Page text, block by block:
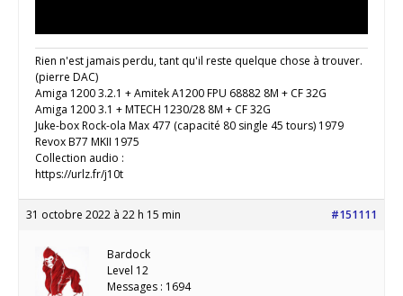
Rien n'est jamais perdu, tant qu'il reste quelque chose à trouver.
(pierre DAC)
Amiga 1200 3.2.1 + Amitek A1200 FPU 68882 8M + CF 32G
Amiga 1200 3.1 + MTECH 1230/28 8M + CF 32G
Juke-box Rock-ola Max 477 (capacité 80 single 45 tours) 1979
Revox B77 MKII 1975
Collection audio :
https://urlz.fr/j10t
31 octobre 2022 à 22 h 15 min #151111
Bardock
Level 12
Messages : 1694